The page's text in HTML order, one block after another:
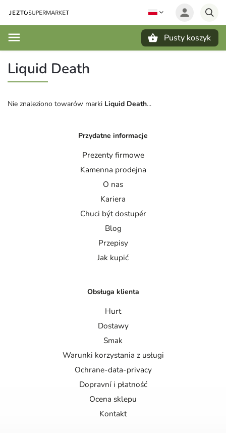
Pusty koszyk
Liquid Death
Nie znaleziono towarów marki Liquid Death...
Przydatne informacje
Prezenty firmowe
Kamenna prodejna
O nas
Kariera
Chuci být dostupér
Blog
Przepisy
Jak kupić
Obsługa klienta
Hurt
Dostawy
Smak
Warunki korzystania z usługi
Ochrane-data-privacy
Dopravní i płatność
Ocena sklepu
Kontakt